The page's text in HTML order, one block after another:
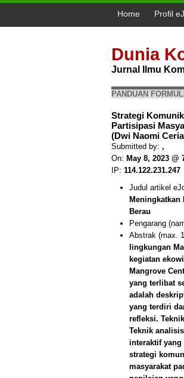
Home Profil
Dunia
Jurnal Ilmu
PANDUAN
Strategi
Partisipasi
(Dwi Naomi
Submitted by: ,
On: May 8, 2023 @
IP: 114.122.231.247
Judul artikel
Meningkatkan
Berau
Pengarang
Abstrak (max.
lingkungan
kegiatan
Mangrove
yang terlibat
adalah
yang terdiri
refleksi.
Teknik
interaktif yang
strategi
masyarakat